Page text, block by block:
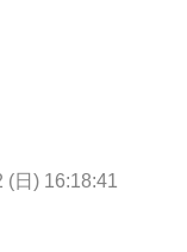
(日) 16:18:41